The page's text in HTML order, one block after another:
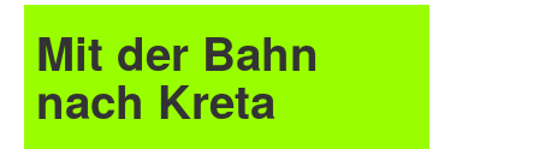
Mit der Bahn
nach Kreta